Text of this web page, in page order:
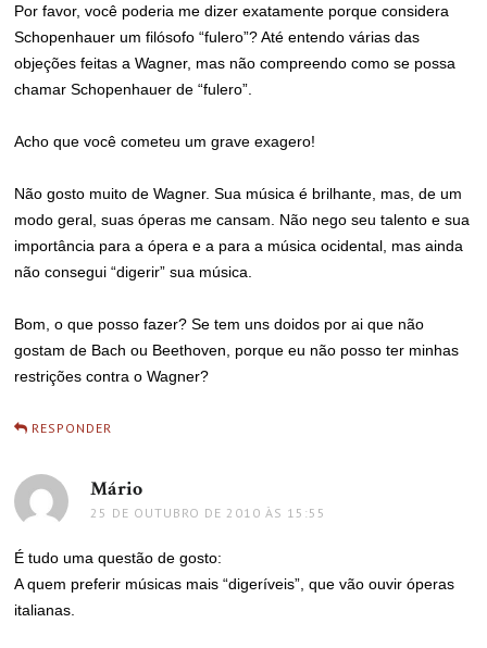
Por favor, você poderia me dizer exatamente porque considera
Schopenhauer um filósofo “fulero”? Até entendo várias das
objeções feitas a Wagner, mas não compreendo como se possa
chamar Schopenhauer de “fulero”.
Acho que você cometeu um grave exagero!
Não gosto muito de Wagner. Sua música é brilhante, mas, de um
modo geral, suas óperas me cansam. Não nego seu talento e sua
importância para a ópera e a para a música ocidental, mas ainda
não consegui “digerir” sua música.
Bom, o que posso fazer? Se tem uns doidos por ai que não
gostam de Bach ou Beethoven, porque eu não posso ter minhas
restrições contra o Wagner?
RESPONDER
Mário
25 DE OUTUBRO DE 2010 ÀS 15:55
É tudo uma questão de gosto:
A quem preferir músicas mais “digeríveis”, que vão ouvir óperas
italianas.